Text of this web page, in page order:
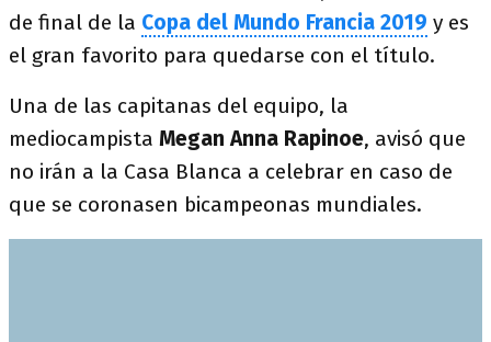
de final de la Copa del Mundo Francia 2019 y es
el gran favorito para quedarse con el título.
Una de las capitanas del equipo, la
mediocampista Megan Anna Rapinoe, avisó que
no irán a la Casa Blanca a celebrar en caso de
que se coronasen bicampeonas mundiales.